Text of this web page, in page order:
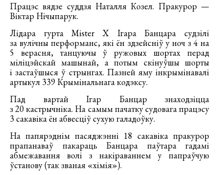
Працэс вядзе суддзя Наталля Козел. Пракурор —
Віктар Нічыпарук.
Лідара гурта Mister X Ігара Банцара судзілі
за вулічны перформанс, які ён здзейсніў у ноч з 4 на
5 верасня, танцуючы ў ружовых шортах перад
міліцэйскай машынай, а потым скінуўшы шорты
і застаўшыся ў стрынгах. Пазней яму інкрымінавалі
артыкул 339 Крымінальнага кодэксу.
Пад вартай Ігар Банцар знаходзіцца
з 20 кастрычніка. На самым пачатку судовага працэсу
3 сакавіка ён абвесціў сухую галадоўку.
На папярэднім пасяджэнні 18 сакавіка пракурор
прапанаваў пакараць Банцара паўтара гадамі
абмежавання волі з накіраваннем у папраўчую
ўстанову (так званая «хімія»).